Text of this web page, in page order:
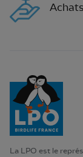
La LPO est le